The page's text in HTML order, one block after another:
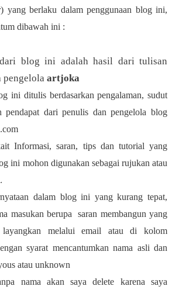
) yang berlaku dalam penggunaan blog ini,
dibawah ini :
blog ini adalah hasil dari tulisan
pengelola artjoka
ini ditulis berdasarkan pengalaman, sudut
pendapat dari penulis dan pengelola blog
Informasi, saran, tips dan tutorial yang
ini mohon digunakan sebagai rujukan atau
dalam blog ini yang kurang tepat,
masukan berupa saran membangun yang
layangkan melalui email atau di kolom
syarat mencantumkan nama asli dan
atau unknown
nama akan saya delete karena saya